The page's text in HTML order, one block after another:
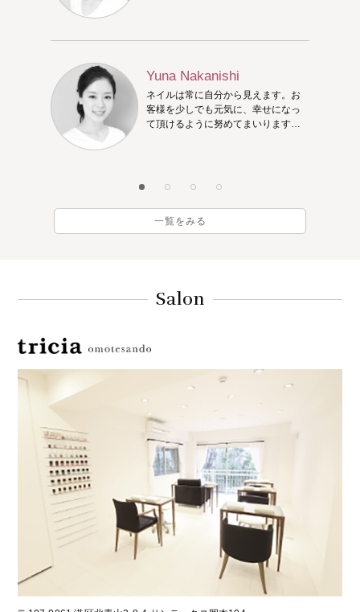
Yuna Nakanishi
ネイルは常に自分から見えます。お
客様を少しでも元気に、幸せになっ
て頂けるように努めてまいります。
一覧をみる
Salon